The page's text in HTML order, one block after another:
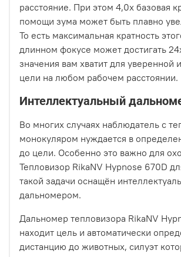
расстояние. При этом 4,0х базовая
помощи зума может быть плавно
То есть максимальная кратность
длинном фокусе может достигать
значения вам хватит для уверенной
цели на любом рабочем расстоянии.
Интеллектуальный
Во многих случаях наблюдатель с
монокуляром нуждается в
до цели. Особенно это важно для
Тепловизор RikaNV Hypnose 670D
такой задачи оснащён
дальномером.
Дальномер тепловизора RikaNV
находит цель и автоматически
дистанцию до животных, силуэт